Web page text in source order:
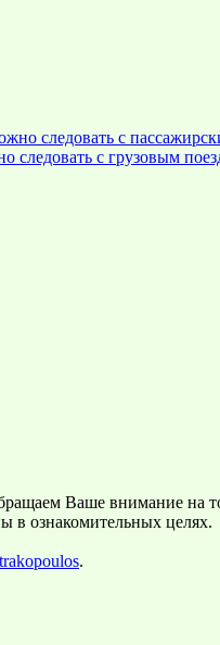
следовать с
следовать с грузовым
Ваше внимание на
в ознакомительных целях.
.